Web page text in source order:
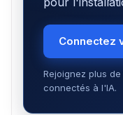
Connectez
Rejoignez plus
connectés à l'IA.